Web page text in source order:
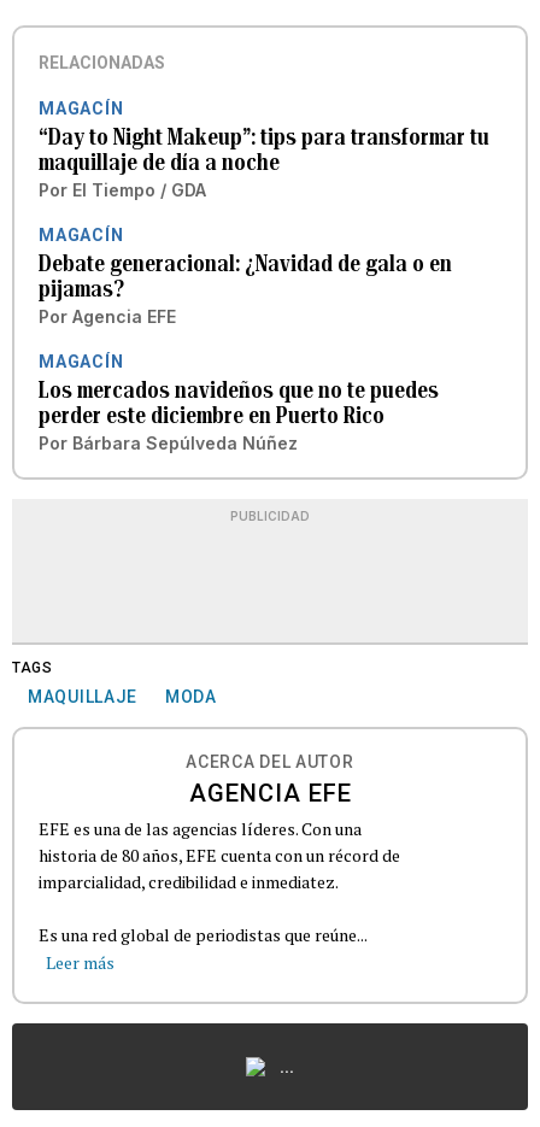
RELACIONADAS
MAGACÍN
“Day to Night Makeup”: tips para transformar tu
maquillaje de día a noche
Por El Tiempo / GDA
MAGACÍN
Debate generacional: ¿Navidad de gala o en
pijamas?
Por Agencia EFE
MAGACÍN
Los mercados navideños que no te puedes
perder este diciembre en Puerto Rico
Por Bárbara Sepúlveda Núñez
PUBLICIDAD
TAGS
MAQUILLAJE MODA
ACERCA DEL AUTOR
AGENCIA EFE
EFE es una de las agencias líderes. Con una
historia de 80 años, EFE cuenta con un récord de
imparcialidad, credibilidad e inmediatez.
Es una red global de periodistas que reúne...
Leer más
...